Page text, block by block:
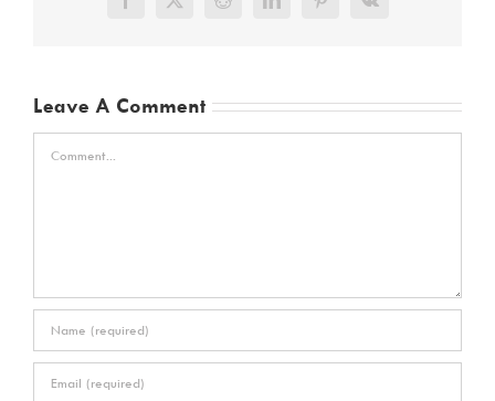
Facebook
X RedditLinkedInPinterest
Vk
Leave A Comment